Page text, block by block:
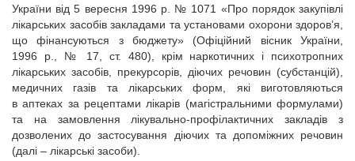
України від 5 вересня 1996 р. № 1071 «Про порядок закупівлі
лікарських засобів закладами та установами охорони здоров’я,
що фінансуються з бюджету» (Офіційний вісник України,
1996 р., № 17, ст. 480), крім наркотичних і психотропних
лікарських засобів, прекурсорів, діючих речовин (субстанцій),
медичних газів та лікарських форм, які виготовляються
в аптеках за рецептами лікарів (магістральними формулами)
та на замовлення лікувально-профілактичних закладів з
дозволених до застосування діючих та допоміжних речовин
(далі – лікарські засоби).